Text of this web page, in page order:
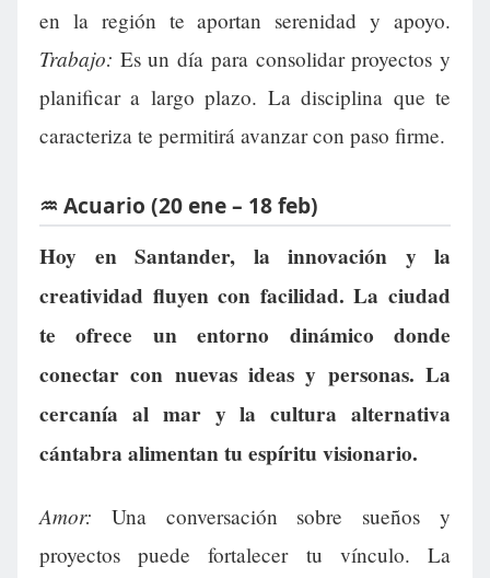
en la región te aportan serenidad y apoyo.
Trabajo: Es un día para consolidar proyectos y
planificar a largo plazo. La disciplina que te
caracteriza te permitirá avanzar con paso firme.
♒ Acuario (20 ene – 18 feb)
Hoy en Santander, la innovación y la
creatividad fluyen con facilidad. La ciudad
te ofrece un entorno dinámico donde
conectar con nuevas ideas y personas. La
cercanía al mar y la cultura alternativa
cántabra alimentan tu espíritu visionario.
Amor: Una conversación sobre sueños y
proyectos puede fortalecer tu vínculo. La